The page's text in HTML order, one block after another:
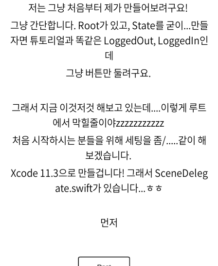
저는 그냥 처음부터 제가 만들어보려구요!
그냥 간단합니다. Root가 있고, State를 굳이...만들
자면 튜토리얼과 똑같은 LoggedOut, LoggedIn인
데
그냥 버튼만 둘려구요.
그래서 지금 이것저것 해보고 있는데....이렇게 루트
에서 막힐줄이야zzzzzzzzzzz
처음 시작하시는 분들을 위해 세팅을 좀/.....같이 해
보겠습니다.
Xcode 11.3으로 만들겁니다! 그래서 SceneDeleg
ate.swift가 있습니다...ㅎㅎ
먼저